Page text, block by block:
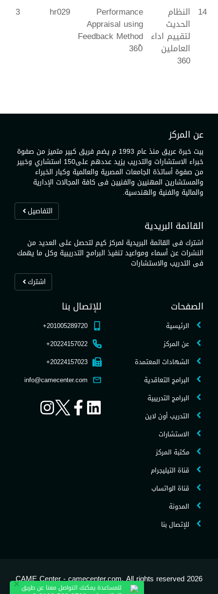
14 النظام
الحديث
لتقييم اداء
العاملين
360
Performance
Appraisal using
Feedback Method
360ْ
hr029
3
عن المركز
بيت خبرة عريق منذ عام 1993 م يضم فريق كبير متميز من صفوة
خبراء الاستشارات والتدريب يزيد عددهم على150 استشاري وخبير
من صفوة أساتذة الجامعات المصرية والعالمية وكبار الخبراء
والمستشارين المهنيين والفنيين فى كافة المجالات الإدارية
والمالية والفنية والهندسية.
التفاصيل
القائمة البريدية
اشترك فى القائمة البريدية لمركز كيم لتحصل على العديد من
النشرات عن أسماء ومواعيد تنفيذ البرامج التدريبية وكل ما يهمك
فى التدريب والاستشارات
اشترك
الصفحات
الرئيسية
عن المركز
الشهادات المعتمدة
البرامج التعاقدية
البرامج التدريبية
التدريب أون لاين
الاستشارات
مكتبة المركز
قناة التيليجرام
قناة الواتساب
المدونة
للإتصال بنا
للإتصال بنا
201005289720+
20224157022+
20224157023+
info@camecenter.com
2026 CAME Center - camecenter.com, All rights reserved
×للمساعدة يمكنك التواصل معنا عن طريق